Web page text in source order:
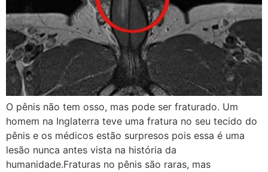
O pênis não tem osso, mas pode ser fraturado. Um
homem na Inglaterra teve uma fratura no seu tecido do
pênis e os médicos estão surpresos pois essa é uma
lesão nunca antes vista na história da
humanidade.Fraturas no pênis são raras, mas